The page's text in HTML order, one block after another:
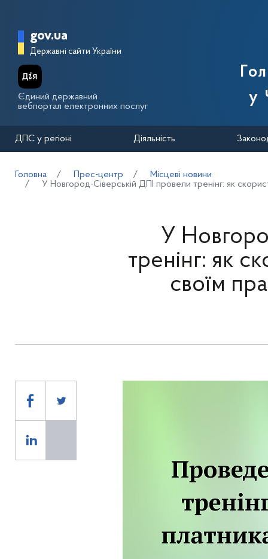
Головна сторінка Державної
gov.ua
Державні сайти України
Єдиний державний
вебпортал електронних послуг
у
ДПС у регіоні Діяльність
Головна Прес-центр
Місцеві новини
У Новгород-Сіверській ДПІ провели тренінг: як
У
тренінг: як
своїм